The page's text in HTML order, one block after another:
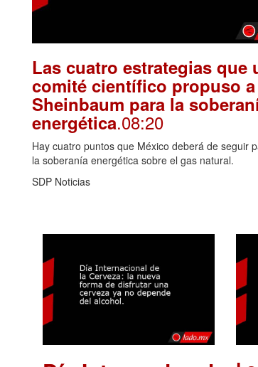
Las cuatro estrategias que
comité científico propuso a
Sheinbaum para la
energética.08:20
Hay cuatro puntos que México deberá de seguir
la soberanía energética sobre el gas natural.
SDP Noticias